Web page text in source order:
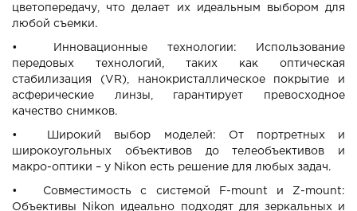
цветопередачу, что делает их идеальным выбором для
любой съемки.
•
Инновационные технологии: Использование
передовых технологий, таких как оптическая
стабилизация (VR), нанокристаллическое покрытие и
асферические линзы, гарантирует превосходное
качество снимков.
•
Широкий выбор моделей: От портретных и
широкоугольных объективов до телеобъективов и
макро-оптики – у Nikon есть решение для любых задач.
•
Совместимость с системой F-mount и Z-mount:
Объективы Nikon идеально подходят для зеркальных и